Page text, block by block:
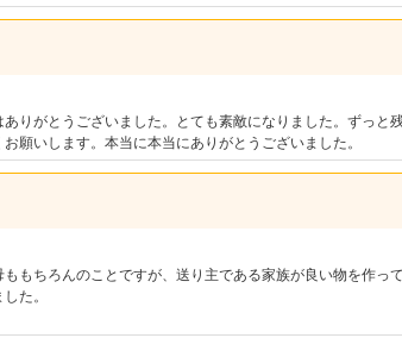
りがとうございました。とても素敵になりました。ずっと
願いします。本当に本当にありがとうございました。
もちろんのことですが、送り主である家族が良い物を作っ
た。